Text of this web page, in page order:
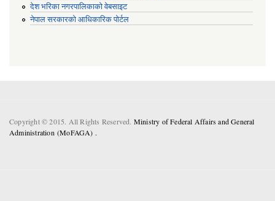
देश भरिका नगरपालिकाको वेबसाइट
नेपाल सरकारको आधिकारिक पोर्टल
Copyright © 2015. All Rights Reserved. Ministry of Federal Affairs and General
Administration (MoFAGA) .